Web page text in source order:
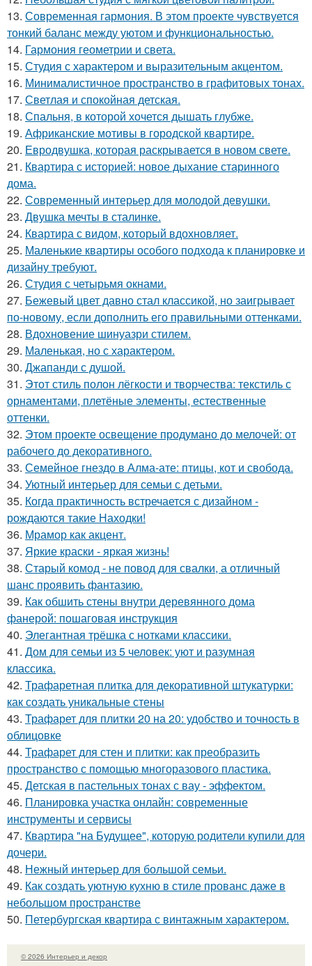
13. Современная гармония. В этом проекте чувствуется
тонкий баланс между уютом и функциональностью.
14. Гармония геометрии и света.
15. Студия с характером и выразительным акцентом.
16. Минималистичное пространство в графитовых тонах.
17. Светлая и спокойная детская.
18. Спальня, в которой хочется дышать глубже.
19. Африканские мотивы в городской квартире.
20. Евродвушка, которая раскрывается в новом свете.
21. Квартира с историей: новое дыхание старинного
дома.
22. Современный интерьер для молодой девушки.
23. Двушка мечты в сталинке.
24. Квартира с видом, который вдохновляет.
25. Маленькие квартиры особого подхода к планировке и
дизайну требуют.
26. Студия с четырьмя окнами.
27. Бежевый цвет давно стал классикой, но заигрывает
по-новому, если дополнить его правильными оттенками.
28. Вдохновение шинуазри стилем.
29. Маленькая, но с характером.
30. Джапанди с душой.
31. Этот стиль полон лёгкости и творчества: текстиль с
орнаментами, плетёные элементы, естественные
оттенки.
32. Этом проекте освещение продумано до мелочей: от
рабочего до декоративного.
33. Семейное гнездо в Алма-ате: птицы, кот и свобода.
34. Уютный интерьер для семьи с детьми.
35. Когда практичность встречается с дизайном -
рождаются такие Находки!
36. Мрамор как акцент.
37. Яркие краски - яркая жизнь!
38. Старый комод - не повод для свалки, а отличный
шанс проявить фантазию.
39. Как обшить стены внутри деревянного дома
фанерой: пошаговая инструкция
40. Элегантная трёшка с нотками классики.
41. Дом для семьи из 5 человек: уют и разумная
классика.
42. Трафаретная плитка для декоративной штукатурки:
как создать уникальные стены
43. Трафарет для плитки 20 на 20: удобство и точность в
облицовке
44. Трафарет для стен и плитки: как преобразить
пространство с помощью многоразового пластика.
45. Детская в пастельных тонах с вау - эффектом.
46. Планировка участка онлайн: современные
инструменты и сервисы
47. Квартира "на Будущее", которую родители купили для
дочери.
48. Нежный интерьер для большой семьи.
49. Как создать уютную кухню в стиле прованс даже в
небольшом пространстве
50. Петербургская квартира с винтажным характером.
© 2026 Интерьер и декор